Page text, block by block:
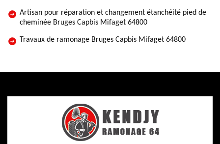
Artisan pour réparation et changement étanchéité pied de
cheminée Bruges Capbis Mifaget 64800
Travaux de ramonage Bruges Capbis Mifaget 64800